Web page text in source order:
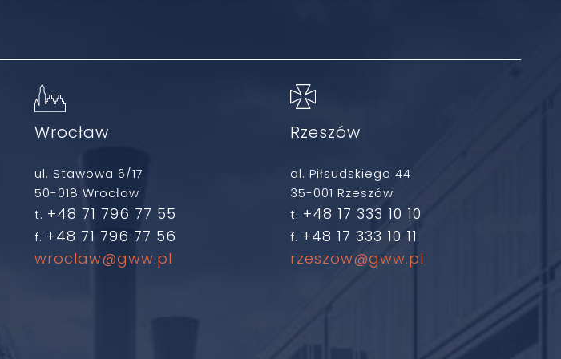
Wrocław
ul. Stawowa 6/17
50-018 Wrocław
t. +48 71 796 77 55
f. +48 71 796 77 56
wroclaw@gww.pl
Rzeszów
al. Piłsudskiego 44
35-001 Rzeszów
t. +48 17 333 10 10
f. +48 17 333 10 11
rzeszow@gww.pl